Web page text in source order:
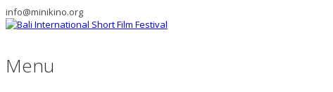
info@minikino.org
Menu